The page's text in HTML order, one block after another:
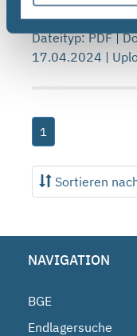
Dateityp: PDF |
17.04.2024 |
1
Sortieren
NAVIGATION
BGE
Endlagersuche